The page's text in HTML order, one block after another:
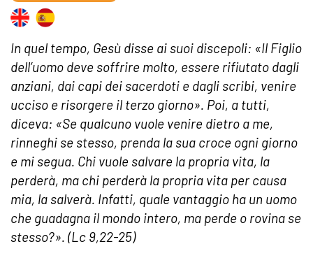
In quel tempo, Gesù disse ai suoi discepoli: «Il Figlio
dell’uomo deve soffrire molto, essere rifiutato dagli
anziani, dai capi dei sacerdoti e dagli scribi, venire
ucciso e risorgere il terzo giorno». Poi, a tutti,
diceva: «Se qualcuno vuole venire dietro a me,
rinneghi se stesso, prenda la sua croce ogni giorno
e mi segua. Chi vuole salvare la propria vita, la
perderà, ma chi perderà la propria vita per causa
mia, la salverà. Infatti, quale vantaggio ha un uomo
che guadagna il mondo intero, ma perde o rovina se
stesso?». (Lc 9,22-25)